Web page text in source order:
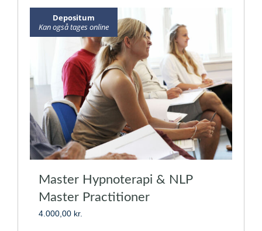
varianter.
Mulighederne
kan
vælges
på
varesiden
Depositum
Kan også tages online
Master Hypnoterapi & NLP
Master Practitioner
4.000,00 kr.